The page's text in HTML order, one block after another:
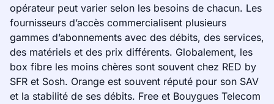
opérateur peut varier selon les besoins de chacun. Les
fournisseurs d’accès commercialisent plusieurs
gammes d’abonnements avec des débits, des services,
des matériels et des prix différents. Globalement, les
box fibre les moins chères sont souvent chez RED by
SFR et Sosh. Orange est souvent réputé pour son SAV
et la stabilité de ses débits. Free et Bouygues Telecom